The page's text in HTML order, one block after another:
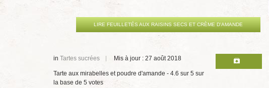
LIRE FEUILLETÉS AUX RAISINS SECS ET CRÈME D'AMANDE
in Tartes sucrées Mis à jour : 27 août 2018
Tarte aux mirabelles et poudre d'amande - 4.6 sur 5 sur
la base de 5 votes